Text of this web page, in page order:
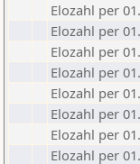
Elozahl per
Elozahl per
Elozahl per
Elozahl per
Elozahl per
Elozahl per
Elozahl per
Elozahl per